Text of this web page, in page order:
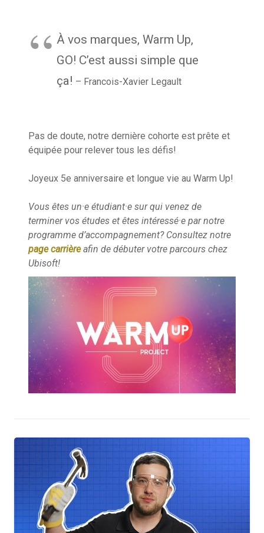
À vos marques, Warm Up,
GO! C’est aussi simple que
ça! – Francois-Xavier Legault
Pas de doute, notre dernière cohorte est prête et
équipée pour relever tous les défis!
Joyeux 5e anniversaire et longue vie au Warm Up!
Vous êtes un·e étudiant·e sur qui venez de
terminer vos études et êtes intéressé·e par notre
programme d’accompagnement? Consultez notre
page carrièreafin de débuter votre parcours chez
Ubisoft!